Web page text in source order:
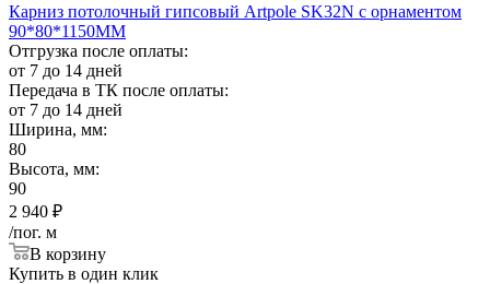
Карниз потолочный гипсовый Artpole SK32N с орнаментом
90*80*1150ММ
Отгрузка после оплаты:
от 7 до 14 дней
Передача в ТК после оплаты:
от 7 до 14 дней
Ширина, мм:
80
Высота, мм:
90
2 940 ₽
/пог. м
В корзину
Купить в один клик